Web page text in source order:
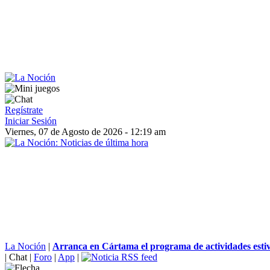
Regístrate
Iniciar Sesión
Viernes, 07 de Agosto de 2026 - 12:19 am
La Noción | Arranca en Cártama el programa de actividades
| Chat | Foro | App |